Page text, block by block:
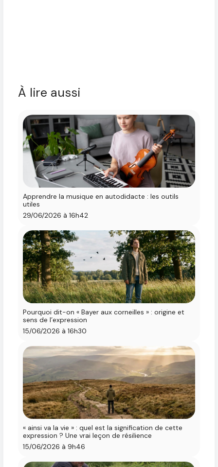
À lire aussi
Apprendre la musique en autodidacte : les outils
utiles
29/06/2026 à 16h42
Pourquoi dit-on « Bayer aux corneilles » : origine et
sens de l’expression
15/06/2026 à 16h30
« ainsi va la vie » : quel est la signification de cette
expression ? Une vrai leçon de résilience
15/06/2026 à 9h46